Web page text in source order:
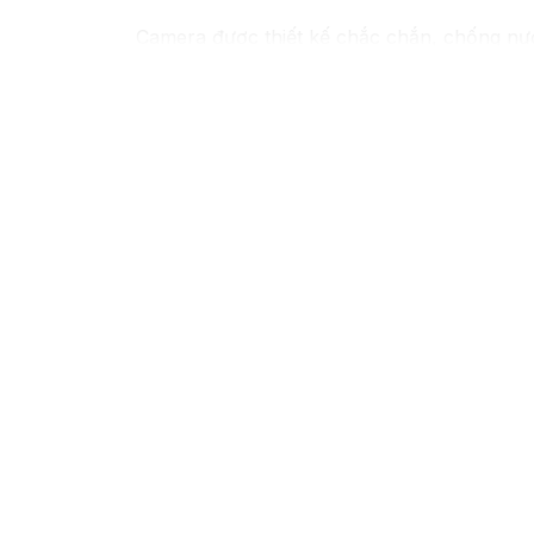
trời, bạn có thể yên tâm mà không cần lo